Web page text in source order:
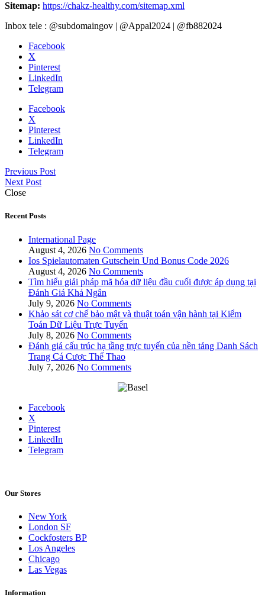
Sitemap: https://chakz-healthy.com/sitemap.xml
Inbox tele : @subdomaingov | @Appal2024 | @fb882024
Facebook
X
Pinterest
LinkedIn
Telegram
Facebook
X
Pinterest
LinkedIn
Telegram
Previous Post
Next Post
Close
Recent Posts
International Page
August 4, 2026 No Comments
Ios Spielautomaten Gutschein Und Bonus Code 2026
August 4, 2026 No Comments
Tìm hiểu giải pháp mã hóa dữ liệu đầu cuối được áp dụng tại
Đánh Giá Khả Ngân
July 9, 2026 No Comments
Khảo sát cơ chế bảo mật và thuật toán vận hành tại Kiểm
Toán Dữ Liệu Trực Tuyến
July 8, 2026 No Comments
Đánh giá cấu trúc hạ tầng trực tuyến của nền tảng Danh Sách
Trang Cá Cược Thể Thao
July 7, 2026 No Comments
Facebook
X
Pinterest
LinkedIn
Telegram
Our Stores
New York
London SF
Cockfosters BP
Los Angeles
Chicago
Las Vegas
Information